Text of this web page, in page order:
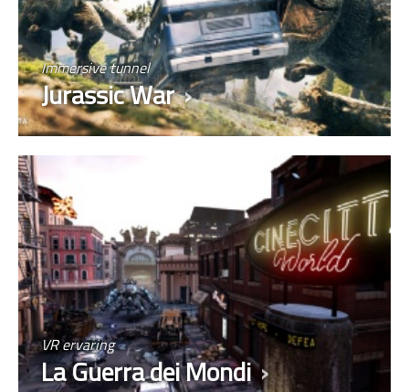
Immersive tunnel
Jurassic War
VR ervaring
La Guerra dei Mondi